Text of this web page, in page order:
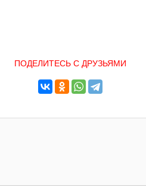
ПОДЕЛИТЕСЬ С ДРУЗЬЯМИ